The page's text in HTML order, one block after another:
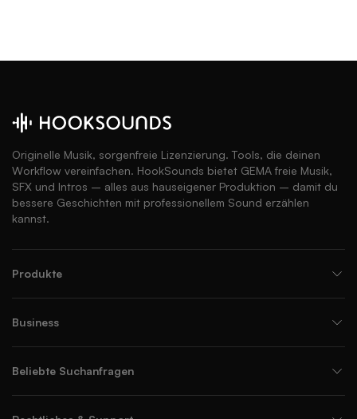
Originelle Musik, sorgenfreie Lizenzierung. Tools, die deinen
Workflow vereinfachen. HookSounds bietet GEMA freie Musik,
SFX und Intros – alles aus hauseigener Produktion – damit du
bessere Geschichten mit professionellem Sound erzählen
kannst.
Produkte
Business
Beliebte Suchanfragen